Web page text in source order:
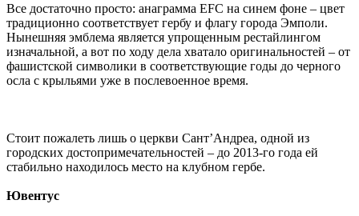
Все достаточно просто: анаграмма EFC на синем фоне – цвет
традиционно соответствует гербу и флагу города Эмполи.
Нынешняя эмблема является упрощенным рестайлингом
изначальной, а вот по ходу дела хватало оригинальностей – от
фашистской символики в соответствующие годы до черного
осла с крыльями уже в послевоенное время.
Стоит пожалеть лишь о церкви Сант’Андреа, одной из
городских достопримечательностей – до 2013-го года ей
стабильно находилось место на клубном гербе.
Ювентус